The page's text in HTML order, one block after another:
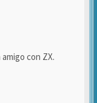
con ZX.